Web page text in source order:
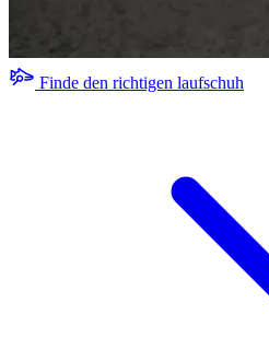
Finde den richtigen laufschuh